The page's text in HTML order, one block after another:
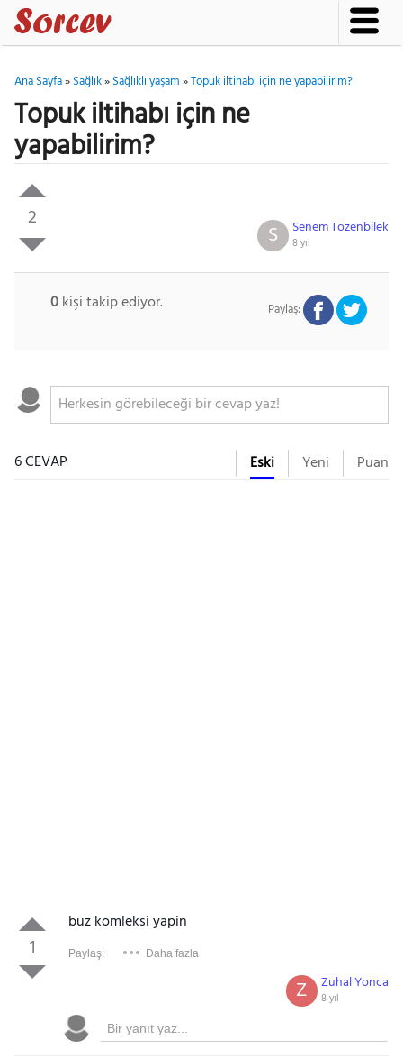
Ana Sayfa»Sağlık»Sağlıklı yaşam»Topuk iltihabı için ne yapabilirim?
Topuk iltihabı için ne
yapabilirim?
2 Senem Tözenbilek
8 yıl
S
0kişi takip ediyor. Paylaş:
6 CEVAP Eski Yeni Puan
1
buz komleksi yapin
Paylaş: Daha fazla
Zuhal Yonca
8 yıl
Z